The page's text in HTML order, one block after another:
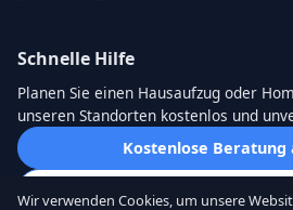
Schnelle Hilfe
Planen Sie einen Hausaufzug oder
unseren Standorten kostenlos und
Kostenlose
Direkt anrufen
Wir verwenden Cookies, um unsere